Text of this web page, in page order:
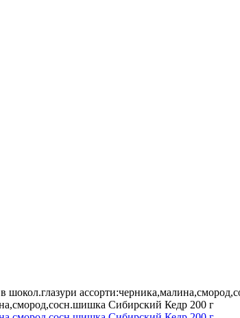
шокол.глазури